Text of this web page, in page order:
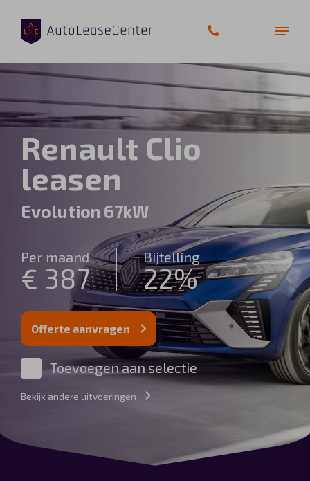
Renault Clio
leasen
Evolution 67kW
Per maand
€ 387
Bijtelling
22%
Offerte aanvragen
Toevoegen aan selectie
Bekijk andere uitvoeringen
Zakelijke auto’s
Bedrijfswagens
Elektrische auto’s
Private lease
Shortlease
Automerken
Vragen?